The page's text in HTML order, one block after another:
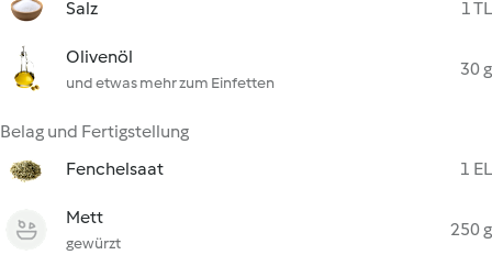
Salz 1 TL
Olivenöl
und etwas mehr zum Einfetten
30 g
Belag und Fertigstellung
Fenchelsaat
1 EL
Mett
gewürzt
250 g